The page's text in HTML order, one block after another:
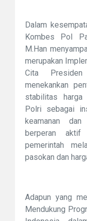
Dalam
Kombes Pol
M.Han
merupakan
Cita
menekankan
stabilitas harga
Polri sebagai
keamanan
berperan aktif
pemerintah
pasokan dan
‎Adapun yang
Mendukung